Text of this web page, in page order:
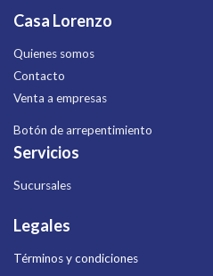
Casa Lorenzo
Quienes somos
Contacto
Venta a empresas
Botón de arrepentimiento
Servicios
Sucursales
Legales
Términos y condiciones